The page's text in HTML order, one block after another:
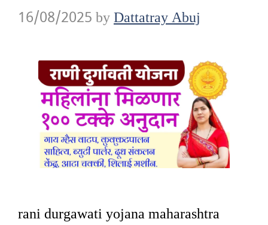
16/08/2025 byDattatray Abuj
rani durgawati yojana maharashtra